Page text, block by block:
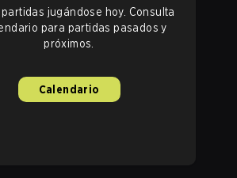
partidas jugándose hoy. Consulta
para partidas pasados y
próximos.
Calendario